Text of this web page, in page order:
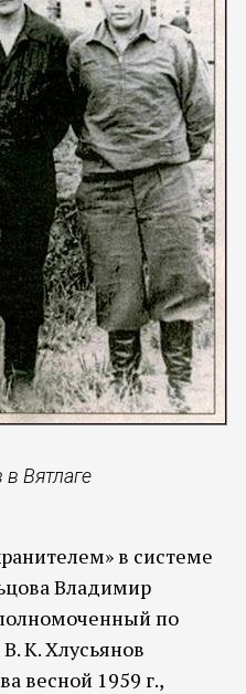
Вятлаге
в системе
Владимир
по
К. Хлусьянов
весной 1959 г.,